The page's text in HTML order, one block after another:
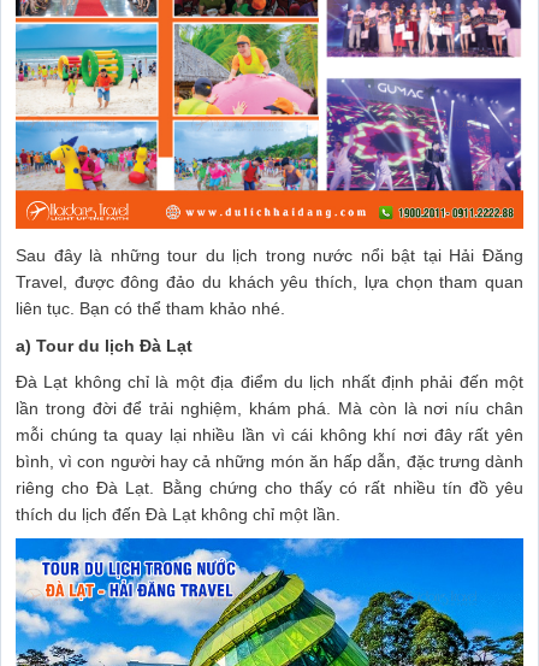
Sau đây là những tour du lịch trong nước nổi bật tại Hải Đăng
Travel, được đông đảo du khách yêu thích, lựa chọn tham quan
liên tục. Bạn có thể tham khảo nhé.
a) Tour du lịch Đà Lạt
Đà Lạt không chỉ là một địa điểm du lịch nhất định phải đến một
lần trong đời để trải nghiệm, khám phá. Mà còn là nơi níu chân
mỗi chúng ta quay lại nhiều lần vì cái không khí nơi đây rất yên
bình, vì con người hay cả những món ăn hấp dẫn, đặc trưng dành
riêng cho Đà Lạt. Bằng chứng cho thấy có rất nhiều tín đồ yêu
thích du lịch đến Đà Lạt không chỉ một lần.